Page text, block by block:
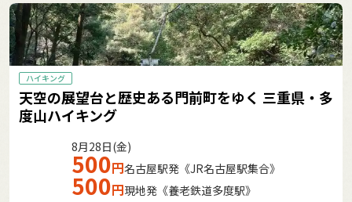
ハイキング
天空の展望台と歴史ある門前町をゆく 三重県・多
度山ハイキング
8月28日(金)
500円名古屋駅発《JR名古屋駅集合》
500円現地発《養老鉄道多度駅》